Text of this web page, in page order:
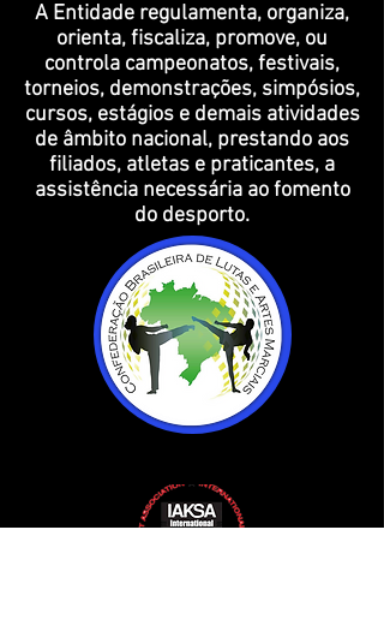
A Entidade regulamenta, organiza,
orienta, fiscaliza, promove, ou
controla campeonatos, festivais,
torneios, demonstrações, simpósios,
cursos, estágios e demais atividades
de âmbito nacional, prestando aos
filiados, atletas e praticantes, a
assistência necessária ao fomento
do desporto.